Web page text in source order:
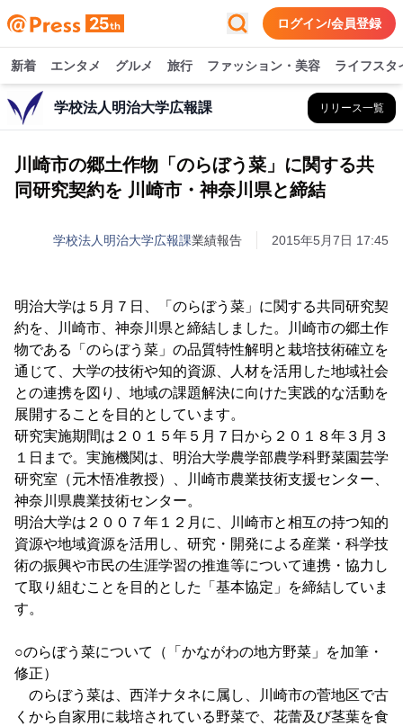
ログイン/会員登録
新着 エンタメ グルメ 旅行 ファッション・美容 ライフスタ
学校法人明治大学広報課 リリース一覧
川崎市の郷土作物「のらぼう菜」に関する共
同研究契約を 川崎市・神奈川県と締結
学校法人明治大学広報課業績報告 2015年5月7日 17:45
明治大学は５月７日、「のらぼう菜」に関する共同研究契
約を、川崎市、神奈川県と締結しました。川崎市の郷土作
物である「のらぼう菜」の品質特性解明と栽培技術確立を
通じて、大学の技術や知的資源、人材を活用した地域社会
との連携を図り、地域の課題解決に向けた実践的な活動を
展開することを目的としています。
研究実施期間は２０１５年５月７日から２０１８年３月３
１日まで。実施機関は、明治大学農学部農学科野菜園芸学
研究室（元木悟准教授）、川崎市農業技術支援センター、
神奈川県農業技術センター。
明治大学は２００７年１２月に、川崎市と相互の持つ知的
資源や地域資源を活用し、研究・開発による産業・科学技
術の振興や市民の生涯学習の推進等について連携・協力し
て取り組むことを目的とした「基本協定」を締結していま
す。
○のらぼう菜について（「かながわの地方野菜」を加筆・
修正）
のらぼう菜は、西洋ナタネに属し、川崎市の菅地区で古
くから自家用に栽培されている野菜で、花蕾及び茎葉を食